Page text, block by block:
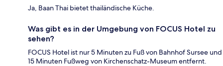
Ja, Baan Thai bietet thailändische Küche.
Was gibt es in der Umgebung von FOCUS Hotel zu
sehen?
FOCUS Hotel ist nur 5 Minuten zu Fuß von Bahnhof Sursee und
15 Minuten Fußweg von Kirchenschatz-Museum entfernt.